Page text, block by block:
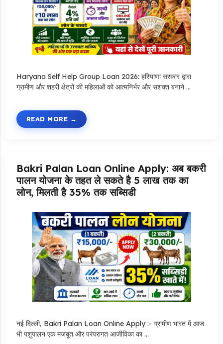
Haryana Self Help Group Loan 2026: हरियाणा सरकार द्वारा
ग्रामीण और शहरी क्षेत्रों की महिलाओं को आत्मनिर्भर और सशक्त बनाने …
READ MORE
Bakri Palan Loan Online Apply: अब बकरी
पालन योजना के तहत ले सकते है 5 लाख तक का
लोन, मिलती है 35% तक सब्सिडी
नई दिल्ली, Bakri Palan Loan Online Apply :- ग्रामीण भारत में आज
भी पशुपालन एक मजबूत और परंपरागत आजीविका का …